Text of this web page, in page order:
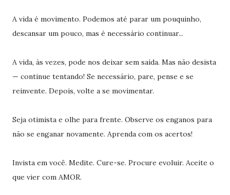
A vida é movimento. Podemos até parar um pouquinho,
descansar um pouco, mas é necessário continuar...
A vida, às vezes, pode nos deixar sem saída. Mas não desista
— continue tentando! Se necessário, pare, pense e se
reinvente. Depois, volte a se movimentar.
Seja otimista e olhe para frente. Observe os enganos para
não se enganar novamente. Aprenda com os acertos!
Invista em você. Medite. Cure-se. Procure evoluir. Aceite o
que vier com AMOR.